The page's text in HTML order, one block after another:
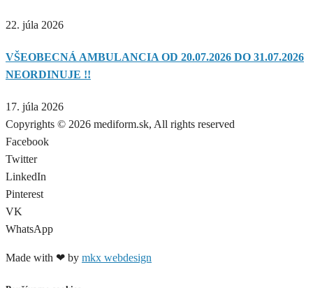
22. júla 2026
VŠEOBECNÁ AMBULANCIA OD 20.07.2026 DO 31.07.2026
NEORDINUJE !!
17. júla 2026
Copyrights © 2026 mediform.sk, All rights reserved​
Facebook
Twitter
LinkedIn
Pinterest
VK
WhatsApp
Made with ❤ by mkx webdesign